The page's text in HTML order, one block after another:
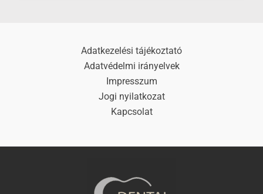
Adatkezelési tájékoztató
Adatvédelmi irányelvek
Impresszum
Jogi nyilatkozat
Kapcsolat